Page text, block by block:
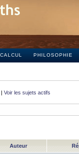
CALCUL PHILOSOPHIE
| Voir les sujets actifs
Auteur